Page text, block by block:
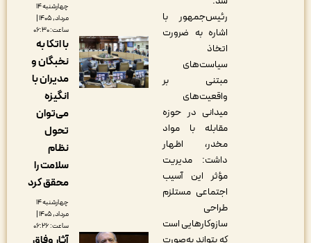
رئیس‌جمهور با
اشاره به ضرورت
سیاست‌های
مبتنی بر
واقعیت‌های
میدانی در حوزه
مقابله با مواد
مخدر، اظهار
داشت: مدیریت
مؤثر این آسیب
اجتماعی مستلزم
سازوکارهایی است
که بتواند به‌صورت
چهارشنبه ۱۴
مرداد, ۱۴۰۵ |
با اتکا به
نخبگان و
مدیران با
می‌توان
سلامت را
محقق کرد
چهارشنبه ۱۴
مرداد, ۱۴۰۵ |